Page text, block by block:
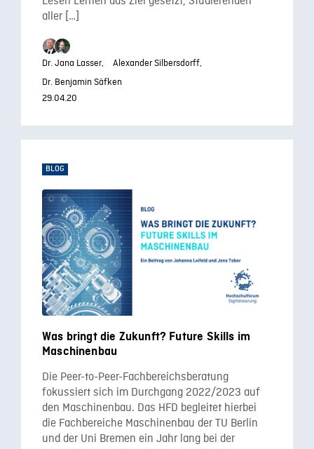
aller […]
Dr. Jana Lasser,
Alexander Silbersdorff,
Dr. Benjamin Säfken
29.04.20
BLOG
Was bringt die Zukunft? Future Skills im
Maschinenbau
Die Peer-to-Peer-Fachbereichsberatung
fokussiert sich im Durchgang 2022/2023 auf
den Maschinenbau. Das HFD begleitet hierbei
die Fachbereiche Maschinenbau der TU Berlin
und der Uni Bremen ein Jahr lang bei der